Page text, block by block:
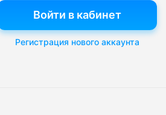
Войти в кабинет
Регистрация нового аккаунта